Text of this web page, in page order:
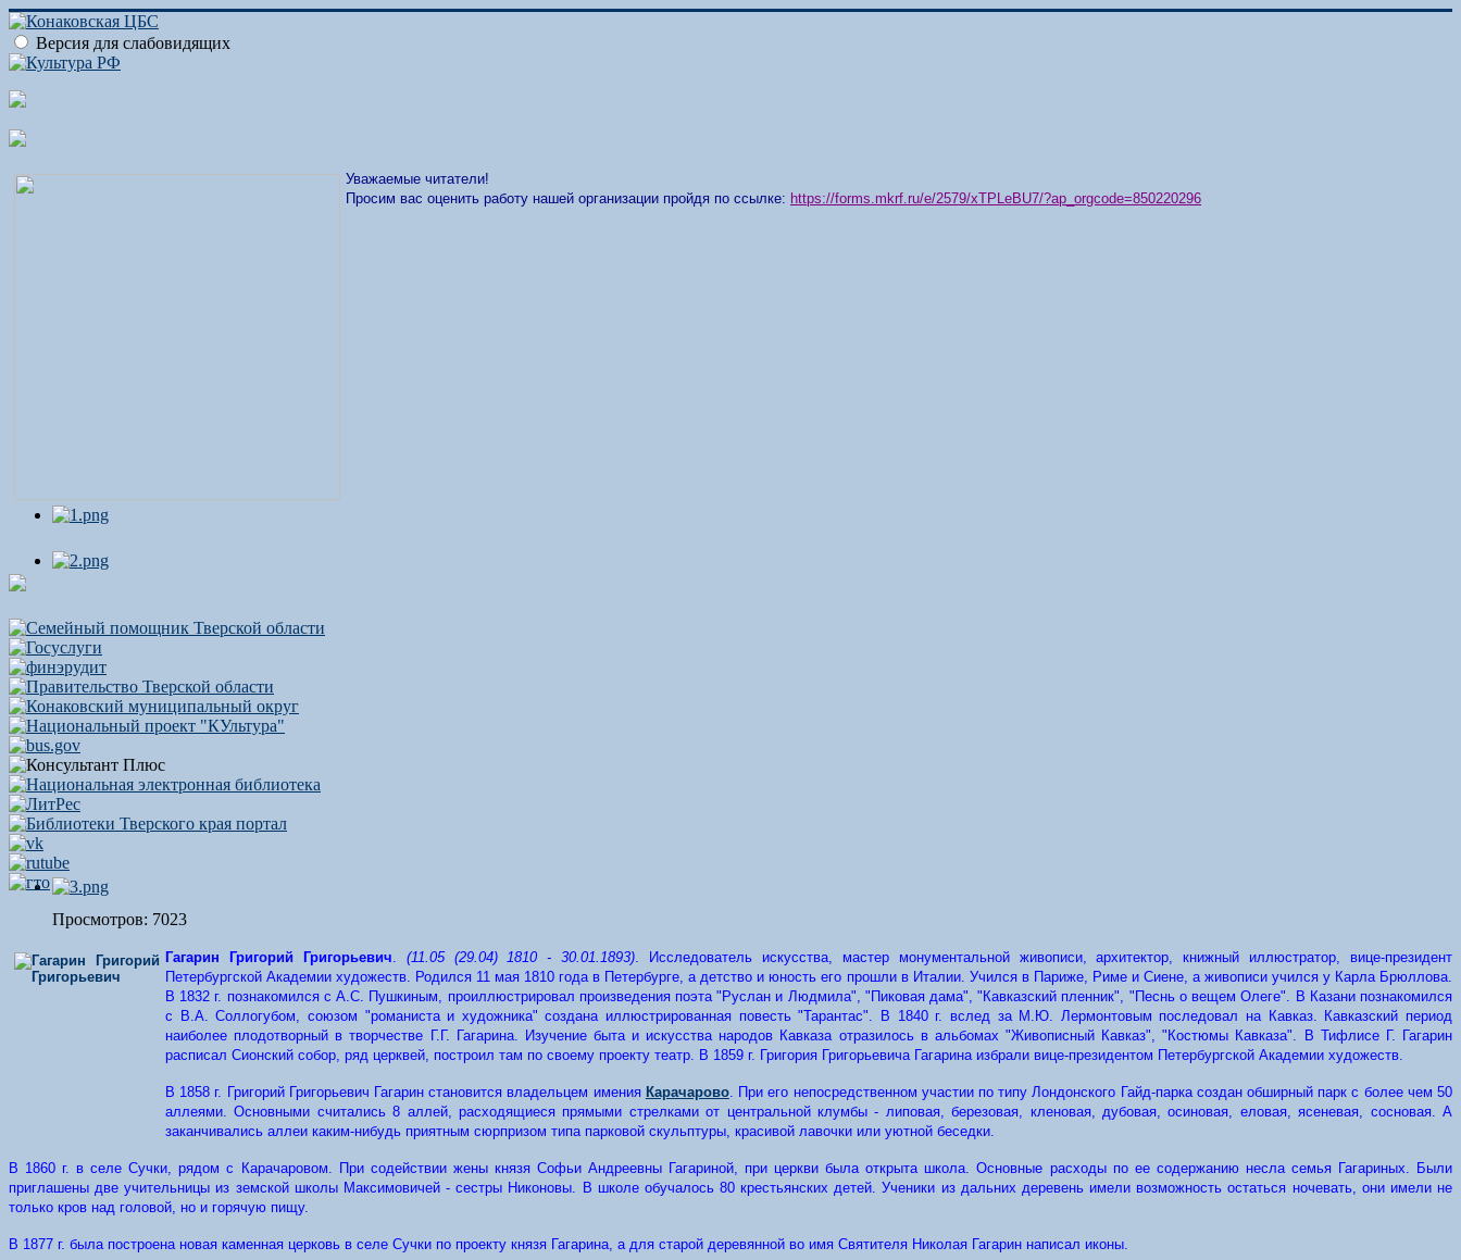
Версия для слабовидящих
Уважаемые читатели!
Просим вас оценить работу нашей организации пройдя по ссылке: https://forms.mkrf.ru/e/2579/xTPLeBU7/?ap_orgcode=850220296
Просмотров: 7023
Гагарин Григорий Григорьевич. (11.05 (29.04) 1810 - 30.01.1893).
Исследователь искусства, мастер монументальной живописи, архитектор, книжный иллюстратор, вице-президент
Петербургской Академии художеств. Родился 11 мая 1810 года в Петербурге, а детство и юность его прошли в Италии. Учился в Париже, Риме и Сиене, а живописи учился у Карла Брюллова.
В 1832 г. познакомился с А.С. Пушкиным, проиллюстрировал произведения поэта "Руслан и Людмила", "Пиковая дама", "Кавказский пленник", "Песнь о вещем Олеге". В Казани познакомился
с В.А. Соллогубом, союзом "романиста и художника" создана иллюстрированная повесть "Тарантас". В 1840 г. вслед за М.Ю. Лермонтовым последовал на Кавказ. Кавказский период
наиболее плодотворный в творчестве Г.Г. Гагарина. Изучение быта и искусства народов Кавказа отразилось в альбомах "Живописный Кавказ", "Костюмы Кавказа". В Тифлисе Г. Гагарин
расписал Сионский собор, ряд церквей, построил там по своему проекту театр. В 1859 г. Григория Григорьевича Гагарина избрали вице-президентом Петербургской Академии художеств.
В 1858 г. Григорий Григорьевич Гагарин становится владельцем имения Карачарово. При его непосредственном участии по типу Лондонского Гайд-парка создан обширный парк с более чем 50
аллеями. Основными считались 8 аллей, расходящиеся прямыми стрелками от центральной клумбы - липовая, березовая, кленовая, дубовая, осиновая, еловая, ясеневая, сосновая. А
заканчивались аллеи каким-нибудь приятным сюрпризом типа парковой скульптуры, красивой лавочки или уютной беседки.
В 1860 г. в селе Сучки, рядом с Карачаровом. При содействии жены князя Софьи Андреевны Гагариной, при церкви была открыта школа. Основные расходы по ее содержанию несла семья Гагариных. Были
приглашены две учительницы из земской школы Максимовичей - сестры Никоновы. В школе обучалось 80 крестьянских детей. Ученики из дальних деревень имели возможность остаться ночевать, они имели не
только кров над головой, но и горячую пищу.
В 1877 г. была построена новая каменная церковь в селе Сучки по проекту князя Гагарина, а для старой деревянной во имя Святителя Николая Гагарин написал иконы.